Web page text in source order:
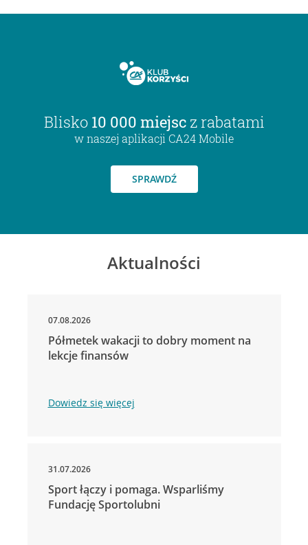
Blisko 10 000 miejsc z rabatami
w naszej aplikacji CA24 Mobile
SPRAWDŹ
Aktualności
07.08.2026
Półmetek wakacji to dobry moment na
lekcje finansów
Dowiedz się więcej
31.07.2026
Sport łączy i pomaga. Wsparliśmy
Fundację Sportolubni